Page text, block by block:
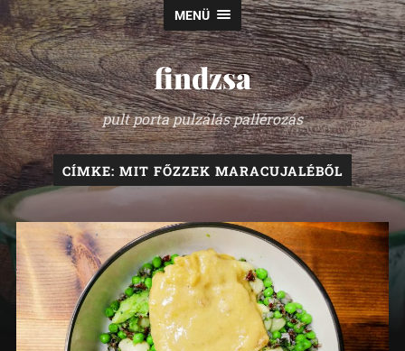
MENÜ
findzsa
pult porta pulzálás pallérozás
CÍMKE: MIT FŐZZEK MARACUJALÉBŐL